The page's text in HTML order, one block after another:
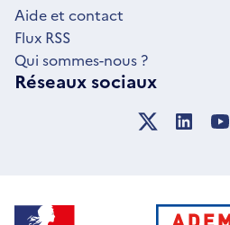
Aide et contact
Flux RSS
Qui sommes-nous ?
Réseaux sociaux